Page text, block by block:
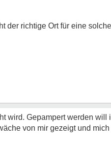
der richtige Ort für eine
wird. Gepampert werden will
von mir gezeigt und